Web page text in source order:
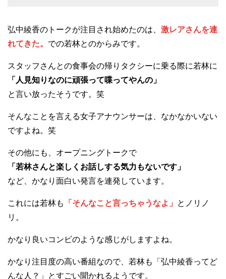
弘中綾香のトークが注目され始めたのは、 激レアさんを連
れてきた。 での若林とのからみです。
スタッフさんとの食事会の帰りタクシーに乗る際に若林に
「人見知りなのに頑張って喋ってやんの」
と言い放ったそうです。笑
そんなことを言える女子アナウンサーは、なかなかいない
ですよね。笑
その他にも、オープニングトークで
「若林さんと楽しくお話しする気力もないです」
など、かなり面白い発言を連発しています。
これには若林も 「そんなこと言っちゃうなよ」
とノリノ
リ。
かなり良いコンビのような感じがしますよね。
かなり注目度の高い番組なので、若林も「弘中綾香ってど
んな人？」とすごい聞かれるようです。